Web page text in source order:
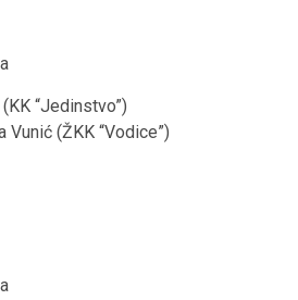
“Jedinstvo”)
Vunić (ŽKK “Vodice”)